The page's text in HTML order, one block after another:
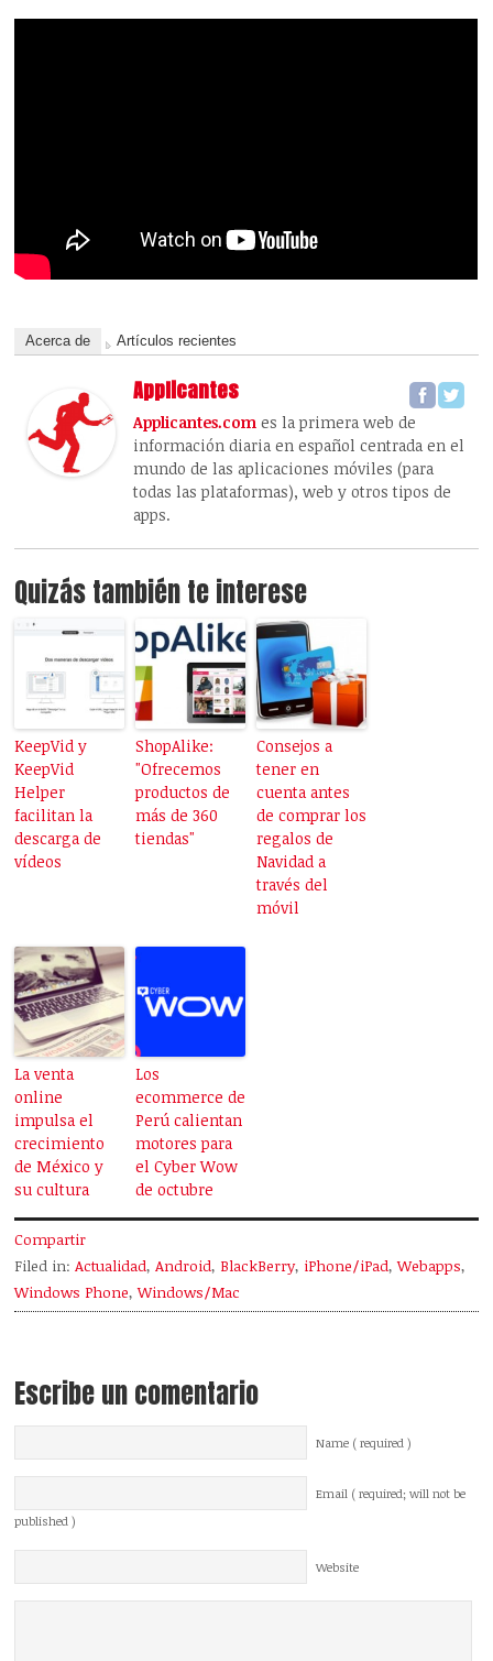
Acerca de Artículos recientes
Applicantes
Applicantes.com es la primera web de
información diaria en español centrada en el
mundo de las aplicaciones móviles (para
todas las plataformas), web y otros tipos de
apps.
Quizás también te interese
KeepVid y
KeepVid
Helper
facilitan la
descarga de
vídeos
ShopAlike:
"Ofrecemos
productos de
más de 360
tiendas"
Consejos a
tener en
cuenta antes
de comprar los
regalos de
Navidad a
través del
móvil
La venta
online
impulsa el
crecimiento
de México y
su cultura
Los
ecommerce de
Perú calientan
motores para
el Cyber Wow
de octubre
Compartir
Filed in:Actualidad,Android, BlackBerry, iPhone/iPad,Webapps,
Windows Phone,Windows/Mac
Escribe un comentario
Name ( required )
Email ( required; will not be
published )
Website